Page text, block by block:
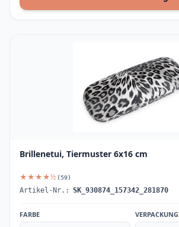
Brillenetui, Tiermuster 6x16 cm
★★★★½ (59)
Artikel-Nr.: SK_930874_157342_281870
FARBE VERPACKUNG